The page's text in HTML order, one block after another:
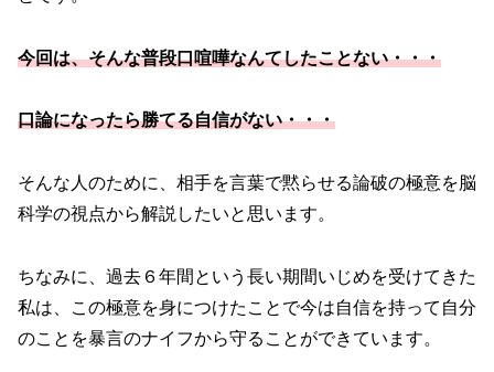
今回は、そんな普段口喧嘩なんてしたことない・・・
口論になったら勝てる自信がない・・・
そんな人のために、相手を言葉で黙らせる論破の極意を脳
科学の視点から解説したいと思います。
ちなみに、過去６年間という長い期間いじめを受けてきた
私は、この極意を身につけたことで今は自信を持って自分
のことを暴言のナイフから守ることができています。